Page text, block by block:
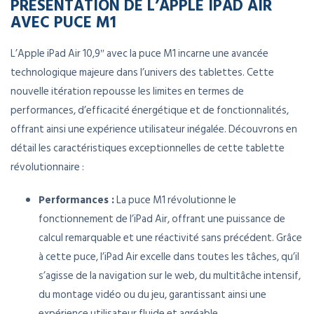
AVEC PUCE M1
L’Apple iPad Air 10,9″ avec la puce M1 incarne une avancée
technologique majeure dans l’univers des tablettes. Cette
nouvelle itération repousse les limites en termes de
performances, d’efficacité énergétique et de fonctionnalités,
offrant ainsi une expérience utilisateur inégalée. Découvrons en
détail les caractéristiques exceptionnelles de cette tablette
révolutionnaire :
Performances :La puce M1 révolutionne le
fonctionnement de l’iPad Air, offrant une puissance de
calcul remarquable et une réactivité sans précédent. Grâce
à cette puce, l’iPad Air excelle dans toutes les tâches, qu’il
s’agisse de la navigation sur le web, du multitâche intensif,
du montage vidéo ou du jeu, garantissant ainsi une